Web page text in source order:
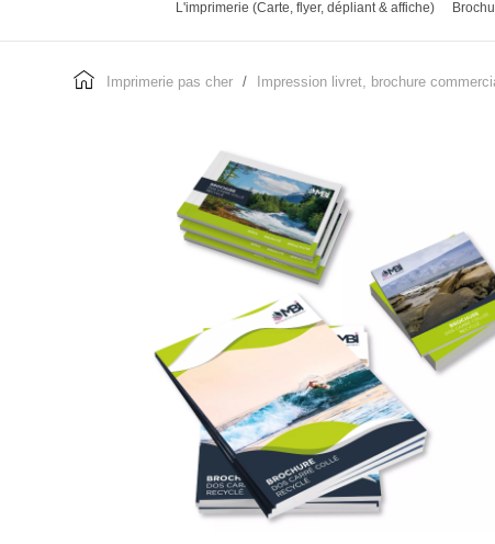
L'imprimerie (Carte, flyer, dépliant & affiche)
imprimerie pas cher impression livret, brochure